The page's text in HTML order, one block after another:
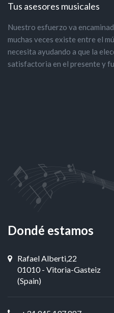
Tus asesores musicales
Nuestro esfuerzo va
muchas veces existe entre el
necesita ayudando a que la
satisfactoria en el presente y
Dondé estamos
Rafael Alberti,22
01010 - Vitoria-Gasteiz
(Spain)